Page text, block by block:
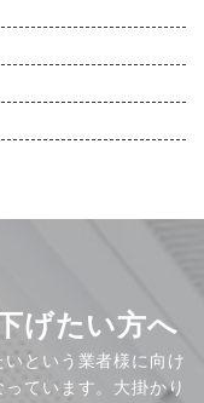
げたい方へ
という業者様に向け
ています。大掛かり